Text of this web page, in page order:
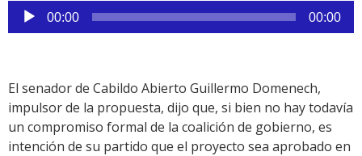
Reproductor
de
00:00 00:00
El senador de Cabildo Abierto Guillermo Domenech,
impulsor de la propuesta, dijo que, si bien no hay todavía
un compromiso formal de la coalición de gobierno, es
intención de su partido que el proyecto sea aprobado en